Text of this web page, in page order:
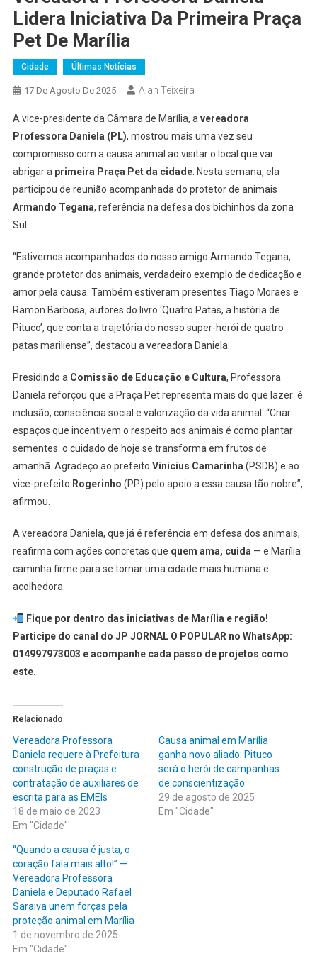
Lidera Iniciativa Da Primeira Praça
Pet De Marília
Cidade Últimas Notícias
17 De Agosto De 2025 Alan Teixeira
A vice-presidente da Câmara de Marília, avereadora
Professora Daniela (PL), mostrou mais uma vez seu
compromisso com a causa animal ao visitar o local que vai
abrigar a primeira Praça Pet da cidade. Nesta semana, ela
participou de reunião acompanhada do protetor de animais
Armando Tegana, referência na defesa dos bichinhos da zona
Sul.
“Estivemos acompanhados do nosso amigo Armando Tegana,
grande protetor dos animais, verdadeiro exemplo de dedicação e
amor pela causa. Também estiveram presentes Tiago Moraes e
Ramon Barbosa, autores do livro ‘Quatro Patas, a história de
Pituco’, que conta a trajetória do nosso super-herói de quatro
patas mariliense”, destacou a vereadora Daniela.
Presidindo a Comissão de Educação e Cultura, Professora
Daniela reforçou que a Praça Pet representa mais do que lazer: é
inclusão, consciência social e valorização da vida animal. “Criar
espaços que incentivem o respeito aos animais é como plantar
sementes: o cuidado de hoje se transforma em frutos de
amanhã. Agradeço ao prefeito Vinicius Camarinha(PSDB) e ao
vice-prefeito Rogerinho (PP) pelo apoio a essa causa tão nobre”,
afirmou.
A vereadora Daniela, que já é referência em defesa dos animais,
reafirma com ações concretas que quem ama, cuida— e Marília
caminha firme para se tornar uma cidade mais humana e
acolhedora.
Fique por dentro das iniciativas de Marília e região!
Participe do canal do JP JORNAL O POPULAR no WhatsApp:
014997973003 e acompanhe cada passo de projetos como
este.
Relacionado
Vereadora Professora
Daniela requere à Prefeitura
construção de praças e
contratação de auxiliares de
escrita para as EMEIs
18 de maio de 2023
Em "Cidade"
Causa animal em Marília
ganha novo aliado: Pituco
será o herói de campanhas
de conscientização
29 de agosto de 2025
Em "Cidade"
“Quando a causa é justa, o
coração fala mais alto!” —
Vereadora Professora
Daniela e Deputado Rafael
Saraiva unem forças pela
proteção animal em Marília
1 de novembro de 2025
Em "Cidade"